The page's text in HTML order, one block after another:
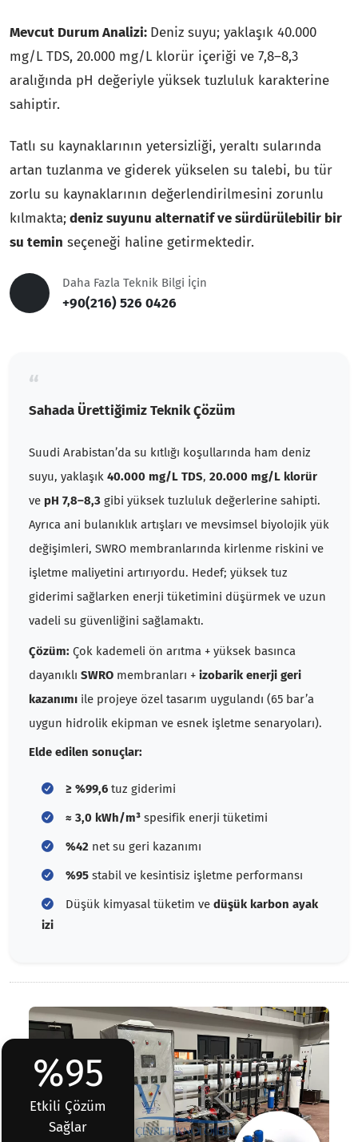
Mevcut Durum Analizi: Deniz suyu; yaklaşık 40.000
mg/L TDS, 20.000 mg/L klorür içeriği ve 7,8–8,3
aralığında pH değeriyle yüksek tuzluluk karakterine
sahiptir.
Tatlı su kaynaklarının yetersizliği, yeraltı sularında
artan tuzlanma ve giderek yükselen su talebi, bu tür
zorlu su kaynaklarının değerlendirilmesini zorunlu
kılmakta;deniz suyunu alternatif ve sürdürülebilir bir
su temin seçeneği haline getirmektedir.
Daha Fazla Teknik Bilgi İçin
+90(216) 526 0426
“
Sahada Ürettiğimiz Teknik Çözüm
Suudi Arabistan’da su kıtlığı koşullarında ham deniz
suyu, yaklaşık 40.000 mg/L TDS, 20.000 mg/L klorür
ve pH 7,8–8,3 gibi yüksek tuzluluk değerlerine sahipti.
Ayrıca ani bulanıklık artışları ve mevsimsel biyolojik yük
değişimleri, SWRO membranlarında kirlenme riskini ve
işletme maliyetini artırıyordu. Hedef; yüksek tuz
giderimi sağlarken enerji tüketimini düşürmek ve uzun
vadeli su güvenliğini sağlamaktı.
Çözüm: Çok kademeli ön arıtma + yüksek basınca
dayanıklı SWRO membranları + izobarik enerji geri
kazanımı ile projeye özel tasarım uygulandı (65 bar’a
uygun hidrolik ekipman ve esnek işletme senaryoları).
Elde edilen sonuçlar:
≥ %99,6 tuz giderimi
≈ 3,0 kWh/m³ spesifik enerji tüketimi
%42 net su geri kazanımı
%95 stabil ve kesintisiz işletme performansı
Düşük kimyasal tüketim ve düşük karbon ayak
izi
%95
Etkili Çözüm
Sağlar